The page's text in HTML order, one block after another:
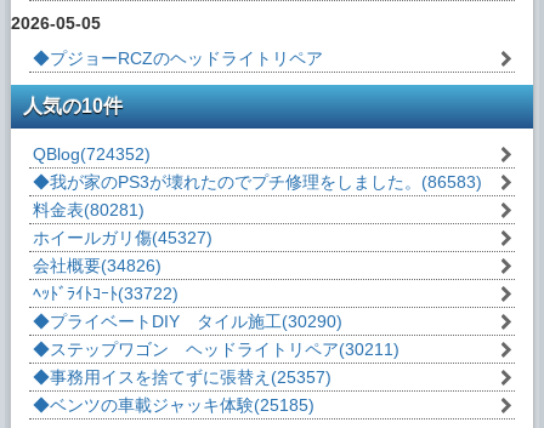
2020年05月31日
例 更新中」を追加しました。
2020年05月27日
ペア事例、更新中」を追加しました。
2020年05月11日
ブログに 「◆インスタグラムのホイールリ
ペア事例、更新中」を追加しました。
2020年05月2日
ブログに 「◆ヘッドライトキャンペーン
付開始!!」を追加しました。
2020年04月24日
ブログに 「◆インスタグラムのヘッドライ
2026-05-05
◆プジョーRCZのヘッドライトリペア
人気の10件
QBlog(724352)
◆我が家のPS3が壊れたのでプチ修理をしました。 (86583)
料金表(80281)
ホイールガリ傷(45327)
会社概要(34826)
ﾍｯﾄﾞﾗｲﾄｺｰﾄ(33722)
◆プライベートDIY タイル施工(30290)
◆ステップワゴン ヘッドライトリペア(30211)
◆事務用イスを捨てずに張替え (25357)
◆ベンツの車載ジャッキ体験(25185)